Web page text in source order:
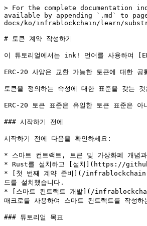
> For the complete documentation index, see [llms.txt](https://docs.infrablockchain.net/infrablockchain-docs/llms.txt). Markdown versions of documentation pages are available by appending `.md` to page URLs; this page is available as [Markdown](https://docs.infrablockchain.net/infrablockchain-docs/ko/infrablockchain/learn/substrate/tutorials/smart-contracts/build-a-token-contract.md).

# 토큰 계약 작성하기

이 튜토리얼에서는 ink! 언어를 사용하여 [ERC-20 토큰](https://eips.ethereum.org/EIPS/eip-20) 계약을 작성하는 방법을 설명합니다.

ERC-20 사양은 교환 가능한 토큰에 대한 공통 표준을 정의합니다.

토큰을 정의하는 속성에 대한 표준을 갖는 것은 사양을 따르는 개발자가 다른 제품 및 서비스와 상호 운용할 수 있는 애플리케이션을 구축할 수 있도록 돕습니다.

ERC-20 토큰 표준은 유일한 토큰 표준은 아니지만, 가장 일반적으로 사용되는 표준 중 하나입니다.

### 시작하기 전에

시작하기 전에 다음을 확인하세요:

* 스마트 컨트랙트, 토큰 및 가상화폐 개념과 용어에 대해 일반적으로 알고 있습니다.
* Rust를 설치하고 [설치](https://github.com/InfraBlockchainTeam/infrablockchain-docs/blob/master/install/README.md)에 설명된대로 개발 환경을 설정했습니다.
* [첫 번째 계약 준비](/infrablockchain-docs/ko/infrablockchain/learn/substrate/tutorials/smart-contracts/prepare-your-first-contract.md)를 완료하고 로컬에 Substrate 계약 노드를 설치했습니다.
* [스마트 컨트랙트 개발](/infrablockchain-docs/ko/infrablockchain/learn/substrate/tutorials/smart-contracts/develop-a-smart-contract.md)을 완료하고 ink!가 어떻게 Rust 속성 매크로를 사용하여 스마트 컨트랙트를 작성하는지 알고 있습니다.

### 튜토리얼 목표

이 튜토리얼을 완료함으로써 다음 목표를 달성할 수 있습니다:

* ERC-20 표준에 정의된 기본 속성 및 인터페이스를 이해합니다.
* ERC-20 표준을 준수하는 토큰을 생성합니다.
* 계약 간에 토큰을 이전합니다.
* 승인 또는 제3자를 포함한 이전 활동의 경로를 처리합니다.
* 토큰 활동과 관련된 이벤트를 생성합니다.

### ERC-20 표준 기본 사항

[ERC-20 토큰 표준](https://eips.ethereum.org/EIPS/eip-20)은 이더리움 블록체인에서 실행되는 대부분의 스마트 컨트랙트에 대한 인터페이스를 정의합니다.

이러한 표준 인터페이스를 사용하면 개인들은 기존 스마트 컨트랙트 플랫폼 위에 자체 가상화폐를 배포할 수 있습니다.

표준을 검토하면 다음과 같은 핵심 기능이 정의되어 있는 것을 알 수 있습니다.

```javascript
// ----------------------------------------------------------------------------
// ERC Token Standard #20 Interface
// https://github.com/ethereum/EIPs/blob/master/EIPS/eip-20.md
// ----------------------------------------------------------------------------

contract ERC20Interface {
    // 스토리지 Getter
    function totalSupply() public view returns (uint);
    function balanceOf(address